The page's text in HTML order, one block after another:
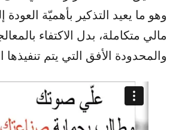
وهو ما يعيد التذكير بأهميّة
مالي متكاملة، بدل الاكتفاء
والمحدودة الأفق التي يتم تنفيذها